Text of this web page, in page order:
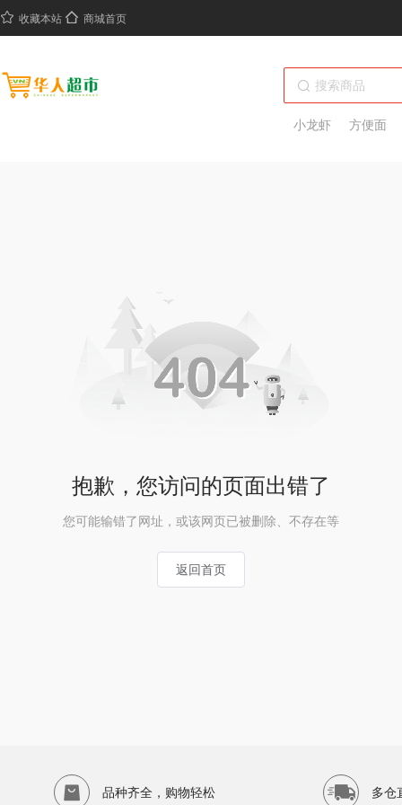
收藏本站 商城首页
小龙虾
方便面
抱歉，您访问的页面出错了
您可能输错了网址，或该网页已被删除、不存在等
返回首页
品种齐全，购物轻松 多仓